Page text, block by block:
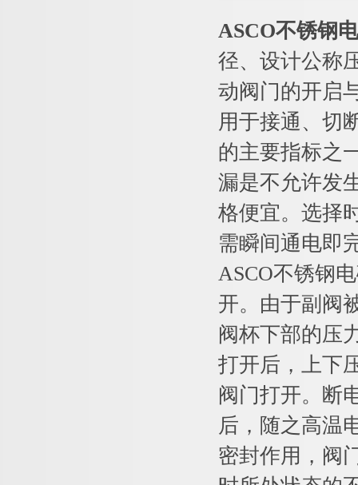
ASCO不锈钢
径、设计公称
动阀门的开启
用于接通、切
的主要指标之
漏是不允许发
格便宜。选择
需瞬间通电即
ASCO不锈钢
开。由于副阀
阀杯下部的压
打开后，上下
阀门打开。断
后，随之高温
密封作用，阀